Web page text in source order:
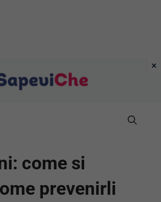
come si
prevenirli